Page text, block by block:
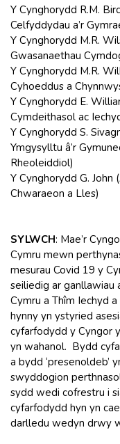
Y Cynghorydd R.M.
Celfyddydau a’r
Y Cynghorydd M.R.
Gwasanaethau
Y Cynghorydd M.R.
Cyhoeddus a
Y Cynghorydd E.
Cymdeithasol ac
Y Cynghorydd S.
Ymgysylltu â’r
Rheoleiddiol)
Y Cynghorydd G.
Chwaraeon a Lles)
SYLWCH: Mae’r
Cymru mewn
mesurau Covid 19 y
seiliedig ar
Cymru a Thîm Iechyd
hynny yn ystyried
cyfarfodydd y Cyngor
yn wahanol. Bydd
a bydd ‘presenoldeb’
swyddogion
sydd wedi cofrestru i
cyfarfodydd hyn yn
darlledu wedyn drwy